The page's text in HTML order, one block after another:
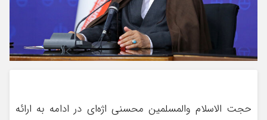
حجت الاسلام والمسلمین محسنی اژه‌ای در ادامه به ارائه